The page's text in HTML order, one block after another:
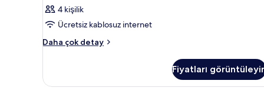
4 kişilik
Ücretsiz kablosuz internet
Daha çok detay
Oda
detay
Fiyatları